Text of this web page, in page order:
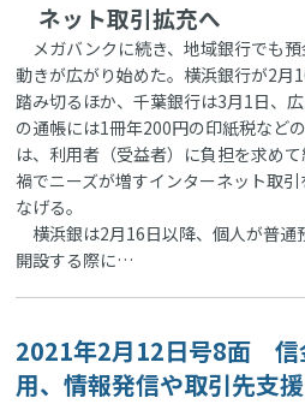
ネット取引拡充へ
メガバンクに続き、地域銀行でも
動きが広がり始めた。横浜銀行が2月
踏み切るほか、千葉銀行は3月1日、
の通帳には1冊年200円の印紙税など
は、利用者（受益者）に負担を求め
禍でニーズが増すインターネット取
なげる。
横浜銀は2月16日以降、個人が普通
開設する際に…
2021年2月12日号8面 信
用、情報発信や取引先支援